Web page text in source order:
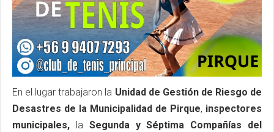
En el lugar trabajaron la Unidad de Gestión de Riesgo de
Desastres de la Municipalidad de Pirque, inspectores
municipales, la Segunda y Séptima Compañías del